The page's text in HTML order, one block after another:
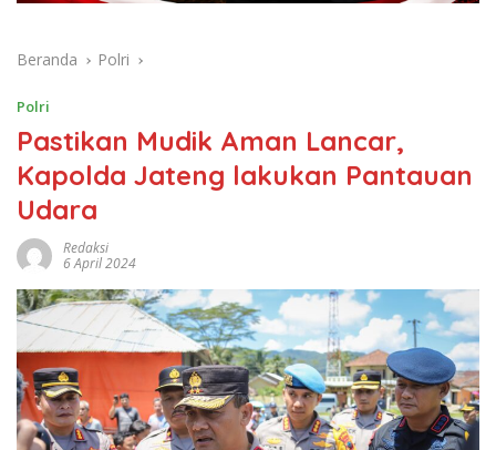
Beranda Polri
Polri
Pastikan Mudik Aman Lancar,
Kapolda Jateng lakukan Pantauan
Udara
Redaksi
6 April 2024